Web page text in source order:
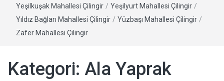
Yeşilkuşak Mahallesi Çilingir / Yeşilyurt Mahallesi Çilingir /
Yıldız Bağları Mahallesi Çilingir / Yüzbaşı Mahallesi Çilingir /
Zafer Mahallesi Çilingir
Kategori: Ala Yaprak